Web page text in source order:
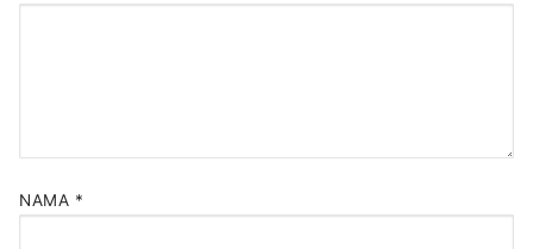
NAMA *